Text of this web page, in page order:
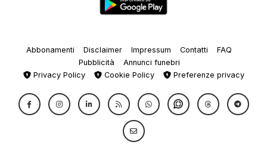
Abbonamenti Disclaimer Impressum Contatti
FAQ
Pubblicità
Annunci funebri
Privacy Policy
Cookie Policy Preferenze privacy